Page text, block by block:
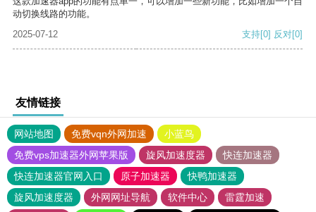
动切换线路的功能。
2025-07-12
支持[0] 反对[0]
友情链接
网站地图 免费vqn外网加速
小蓝鸟
免费vps加速器外网苹果版
旋风加速度器
快连加速器
快连加速器官网入口
原子加速器
快鸭加速器
旋风加速度器
外网网址导航 软件中心
雷霆加速